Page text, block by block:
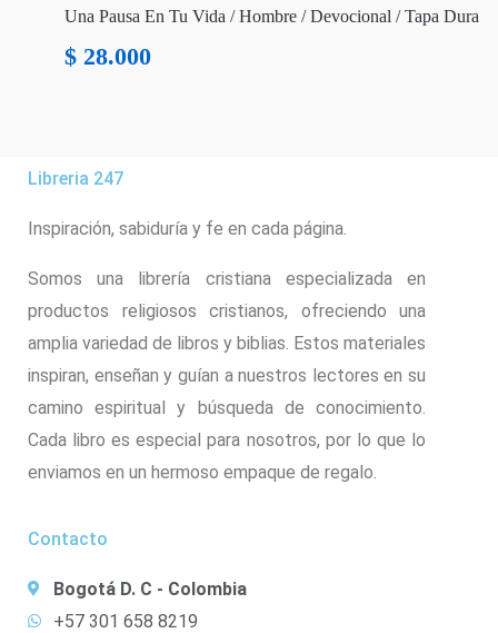
Una Pausa En Tu Vida / Hombre / Devocional / Tapa Dura
$ 28.000
Libreria 247
Inspiración, sabiduría y fe en cada página.
Somos una librería cristiana especializada en
productos religiosos cristianos, ofreciendo una
amplia variedad de libros y biblias. Estos materiales
inspiran, enseñan y guían a nuestros lectores en su
camino espiritual y búsqueda de conocimiento.
Cada libro es especial para nosotros, por lo que lo
enviamos en un hermoso empaque de regalo.
Contacto
Bogotá D. C - Colombia
+57 301 658 8219